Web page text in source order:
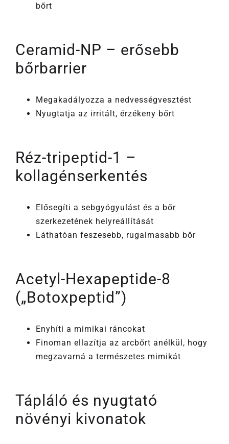
bőrt
Ceramid-NP – erősebb
bőrbarrier
Megakadályozza a nedvességvesztést
Nyugtatja az irritált, érzékeny bőrt
Réz-tripeptid-1 –
kollagénserkentés
Elősegíti a sebgyógyulást és a bőr
szerkezetének helyreállítását
Láthatóan feszesebb, rugalmasabb bőr
Acetyl-Hexapeptide-8
(„Botoxpeptid”)
Enyhíti a mimikai ráncokat
Finoman ellazítja az arcbőrt anélkül, hogy
megzavarná a természetes mimikát
Tápláló és nyugtató
növényi kivonatok